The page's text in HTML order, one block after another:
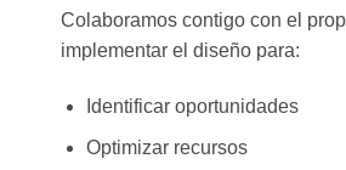
Colaboramos contigo con el
implementar el diseño para:
Identificar oportunidades
Optimizar recursos